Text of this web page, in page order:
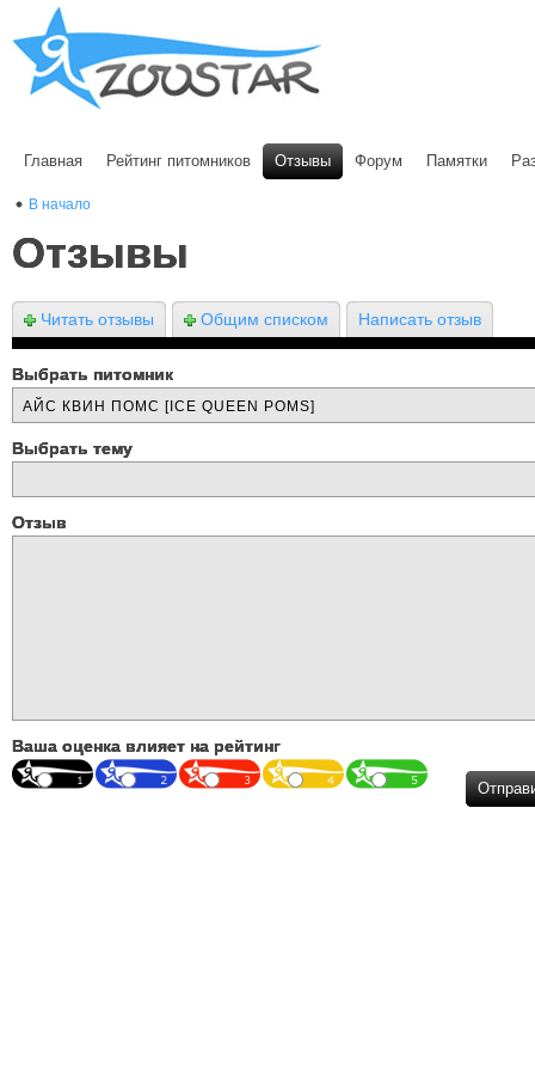
Главная Рейтинг питомников Отзывы Форум Памятки
В начало
Отзывы
Читать отзывы Общим списком Написать отзыв
Выбрать питомник
Выбрать тему
Отзыв
Ваша оценка влияет на рейтинг